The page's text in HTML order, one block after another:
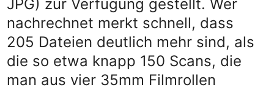
JPG) zur Verfügung gestellt. Wer
nachrechnet merkt schnell, dass
205 Dateien deutlich mehr sind, als
die so etwa knapp 150 Scans, die
man aus vier 35mm Filmrollen